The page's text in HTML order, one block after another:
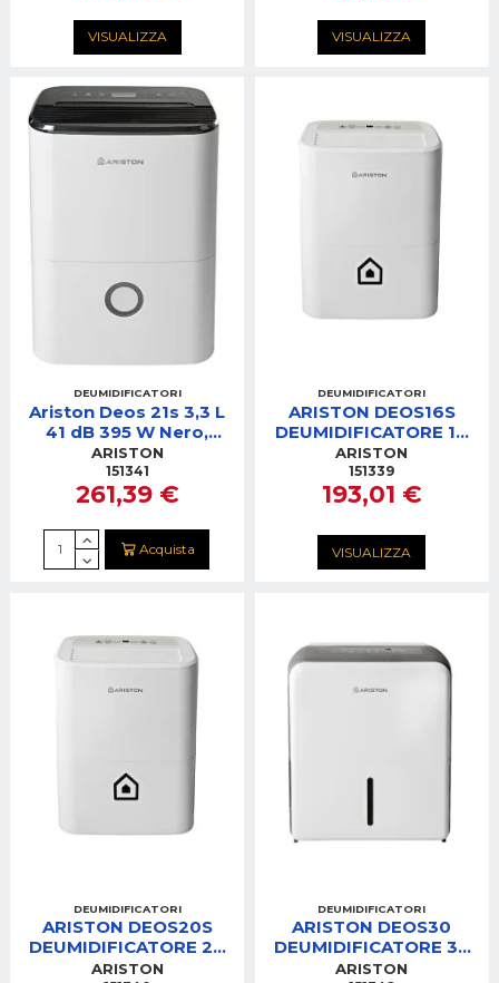
VISUALIZZA VISUALIZZA
DEUMIDIFICATORI
Ariston Deos 21s 3,3 L
41 dB 395 W Nero,
Bianco
ARISTON
151341
261,39 €
Acquista
DEUMIDIFICATORI
ARISTON DEOS16S
DEUMIDIFICATORE 16
LITRI GAS R290
ARISTON
151339
193,01 €
VISUALIZZA
DEUMIDIFICATORI
ARISTON DEOS20S
DEUMIDIFICATORE 20
LITRI GAS R290
ARISTON
DEUMIDIFICATORI
ARISTON DEOS30
DEUMIDIFICATORE 30
LITRI GAS R290
ARISTON